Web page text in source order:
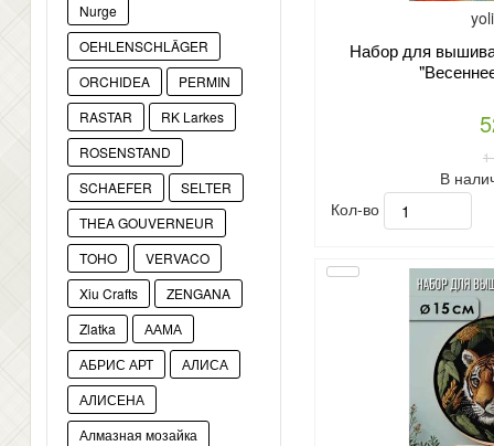
Nurge
OEHLENSCHLÄGER
ORCHIDEA
PERMIN
RASTAR
RK Larkes
ROSENSTAND
SCHAEFER
SELTER
THEA GOUVERNEUR
TOHO
VERVACO
Xiu Crafts
ZENGANA
Zlatka
ААМА
АБРИС АРТ
АЛИСА
АЛИСЕНА
Алмазная мозайка
Набор для
1
В
Кол-во